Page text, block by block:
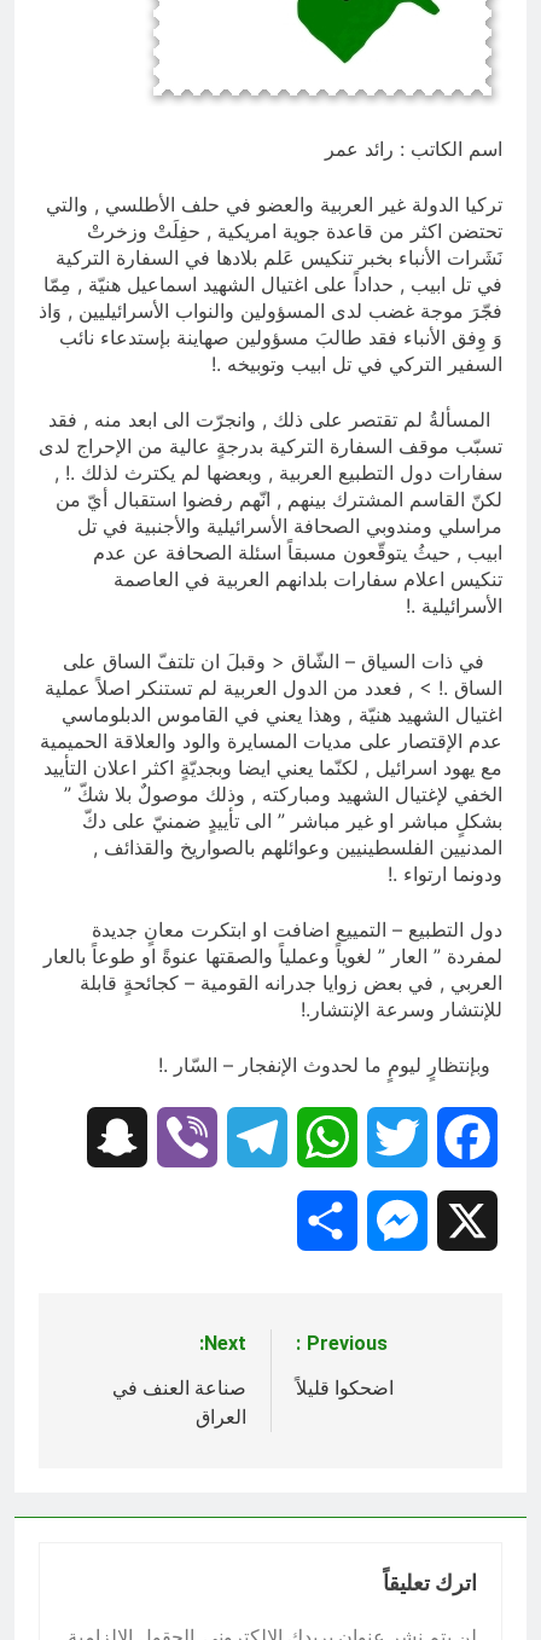
قويدات مجلس قيادة ثورة الإطار
التسخيتي, من اصحاب الكساء الى
المعصوبين الاثني عشر، حجج اللات
اسم الكاتب : رائد عمر
تركيا الدولة غير العربية والعضو في حلف الأطلسي , والتي
تحتضن اكثر من قاعدة جوية امريكية , حفِلَتْ وزخرتْ
نَشَرات الأنباء بخبر تنكيس عَلم بلادها في السفارة التركية
في تل ابيب , حداداً على اغتيال الشهيد اسماعيل هنيّة , مِمّا
فجّرَ موجة غضب لدى المسؤولين والنواب الأسرائيليين , وَاذ
وَ وِفق الأنباء فقد طالبَ مسؤولين صهاينة بإستدعاء نائب
السفير التركي في تل ابيب وتوبيخه .!
المسألةُ لم تقتصر على ذلك , وانجرّت الى ابعد منه , فقد
تسبّب موقف السفارة التركية بدرجةٍ عالية من الإحراج لدى
سفارات دول التطبيع العربية , وبعضها لم يكترث لذلك .! ,
لكنّ القاسم المشترك بينهم , انّهم رفضوا استقبال أيّ من
مراسلي ومندوبي الصحافة الأسرائيلية والأجنبية في تل
ابيب , حيثُ يتوقّعون مسبقاً اسئلة الصحافة عن عدم
تنكيس اعلام سفارات بلدانهم العربية في العاصمة
الأسرائيلية .!
في ذات السياق – الشّاق < وقبلَ ان تلتفّ الساق على
الساق .! > , فعدد من الدول العربية لم تستنكر اصلاً عملية
اغتيال الشهيد هنيّة , وهذا يعني في القاموس الدبلوماسي
عدم الإقتصار على مديات المسايرة والود والعلاقة الحميمية
مع يهود اسرائيل , لكنّما يعني ايضا وبجديّةٍ اكثر اعلان التأييد
الخفي لإغتيال الشهيد ومباركته , وذلك موصولٌ بلا شكّ ”
بشكلٍ مباشر او غير مباشر ” الى تأييدٍ ضمنيّ على دكّ
المدنيين الفلسطينيين وعوائلهم بالصواريخ والقذائف ,
ودونما ارتواء .!
دول التطبيع – التمييع اضافت او ابتكرت معانٍ جديدة
لمفردة ” العار ” لغوياً وعملياً والصقتها عنوةً او طوعاً بالعار
العربي , في بعض زوايا جدرانه القومية – كجائحةٍ قابلة
للإنتشار وسرعة الإنتشار.!
وبإنتظارٍ ليومٍ ما لحدوث الإنفجار – السّار .!
Facebook
Twitter
WhatsApp
Telegram
Viber
Messenger
المقالات
Previous:
اضحكوا قليلاً
Next:
صناعة العنف في
العراق
اترك تعليقاً